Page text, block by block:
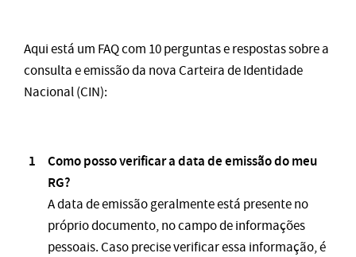
Aqui está um FAQ com 10 perguntas e respostas sobre a
consulta e emissão da nova Carteira de Identidade
Nacional (CIN):
Como posso verificar a data de emissão do meu
RG?
A data de emissão geralmente está presente no
próprio documento, no campo de informações
pessoais. Caso precise verificar essa informação, é